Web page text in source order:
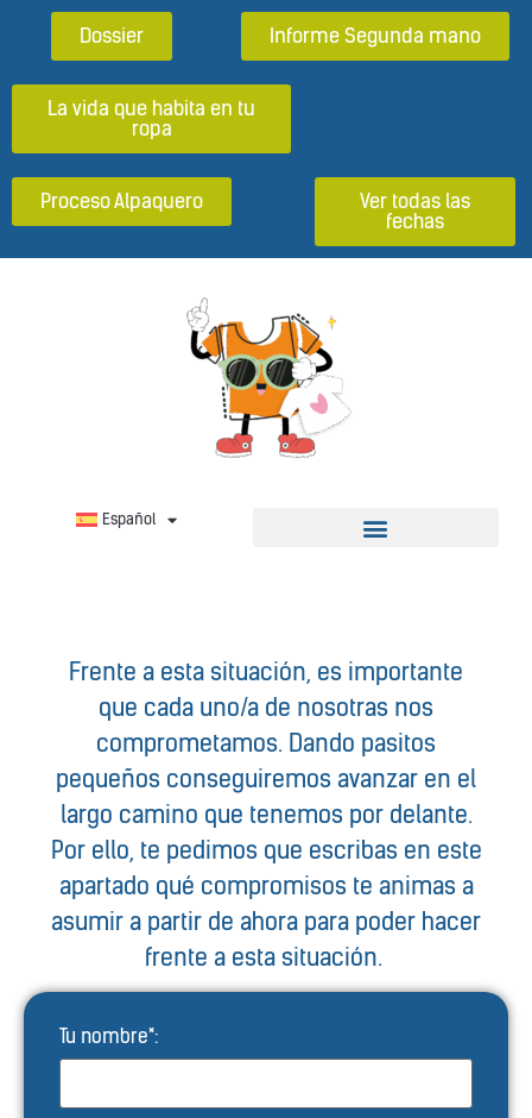
Dossier Informe Segunda mano
La vida que habita en tu
ropa
Proceso Alpaquero
Ver todas las
fechas
Español
Frente a esta situación, es importante
que cada uno/a de nosotras nos
comprometamos. Dando pasitos
pequeños conseguiremos avanzar en el
largo camino que tenemos por delante.
Por ello, te pedimos que escribas en este
apartado qué compromisos te animas a
asumir a partir de ahora para poder hacer
frente a esta situación.
Tu nombre*: